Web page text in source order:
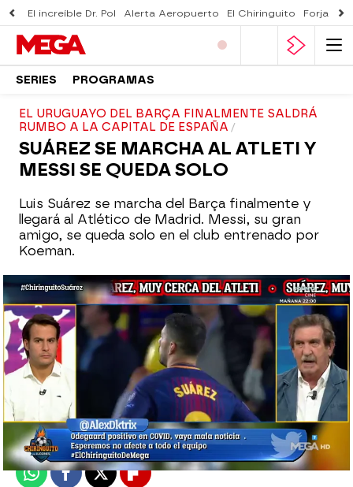
El increíble Dr. Pol Alerta Aeropuerto El Chiringuito Forjado
SERIES PROGRAMAS
EL URUGUAYO DEL BARÇA FINALMENTE SALDRÁ
RUMBO A LA CAPITAL DE ESPAÑA
SUÁREZ SE MARCHA AL ATLETI Y
MESSI SE QUEDA SOLO
Luis Suárez se marcha del Barça finalmente y
llegará al Atlético de Madrid. Messi, su gran
amigo, se queda solo en el club entrenado por
Koeman.
El Chiringuito
Madrid
Publicado:23 de septiembre de 2020, 02:15
WhatsappFacebook
X Flipboard